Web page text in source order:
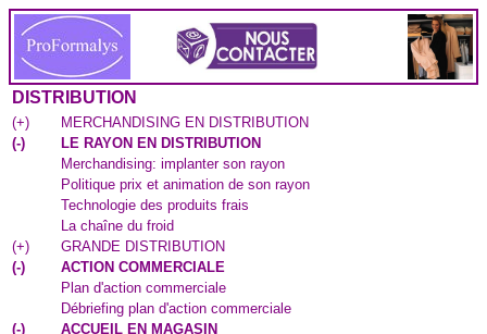
DISTRIBUTION
(+)
MERCHANDISING EN DISTRIBUTION
(-)
LE RAYON EN DISTRIBUTION
Merchandising: implanter son rayon
Politique prix et animation de son rayon
Technologie des produits frais
La chaîne du froid
(+)
GRANDE DISTRIBUTION
(-)
ACTION COMMERCIALE
Plan d'action commerciale
Débriefing plan d'action commerciale
(-)
ACCUEIL EN MAGASIN